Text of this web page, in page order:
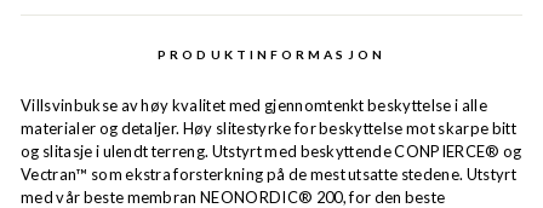
PRODUKTINFORMASJON
Villsvinbukse av høy kvalitet med gjennomtenkt beskyttelse i alle
materialer og detaljer. Høy slitestyrke for beskyttelse mot skarpe bitt
og slitasje i ulendt terreng. Utstyrt med beskyttende CONPIERCE® og
Vectran™ som ekstra forsterkning på de mest utsatte stedene. Utstyrt
med vår beste membran NEONORDIC® 200, for den beste